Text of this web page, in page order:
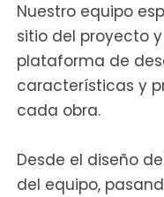
Nuestro equipo
sitio del proyecto
plataforma de
características y
cada obra.
Desde el diseño
del equipo,